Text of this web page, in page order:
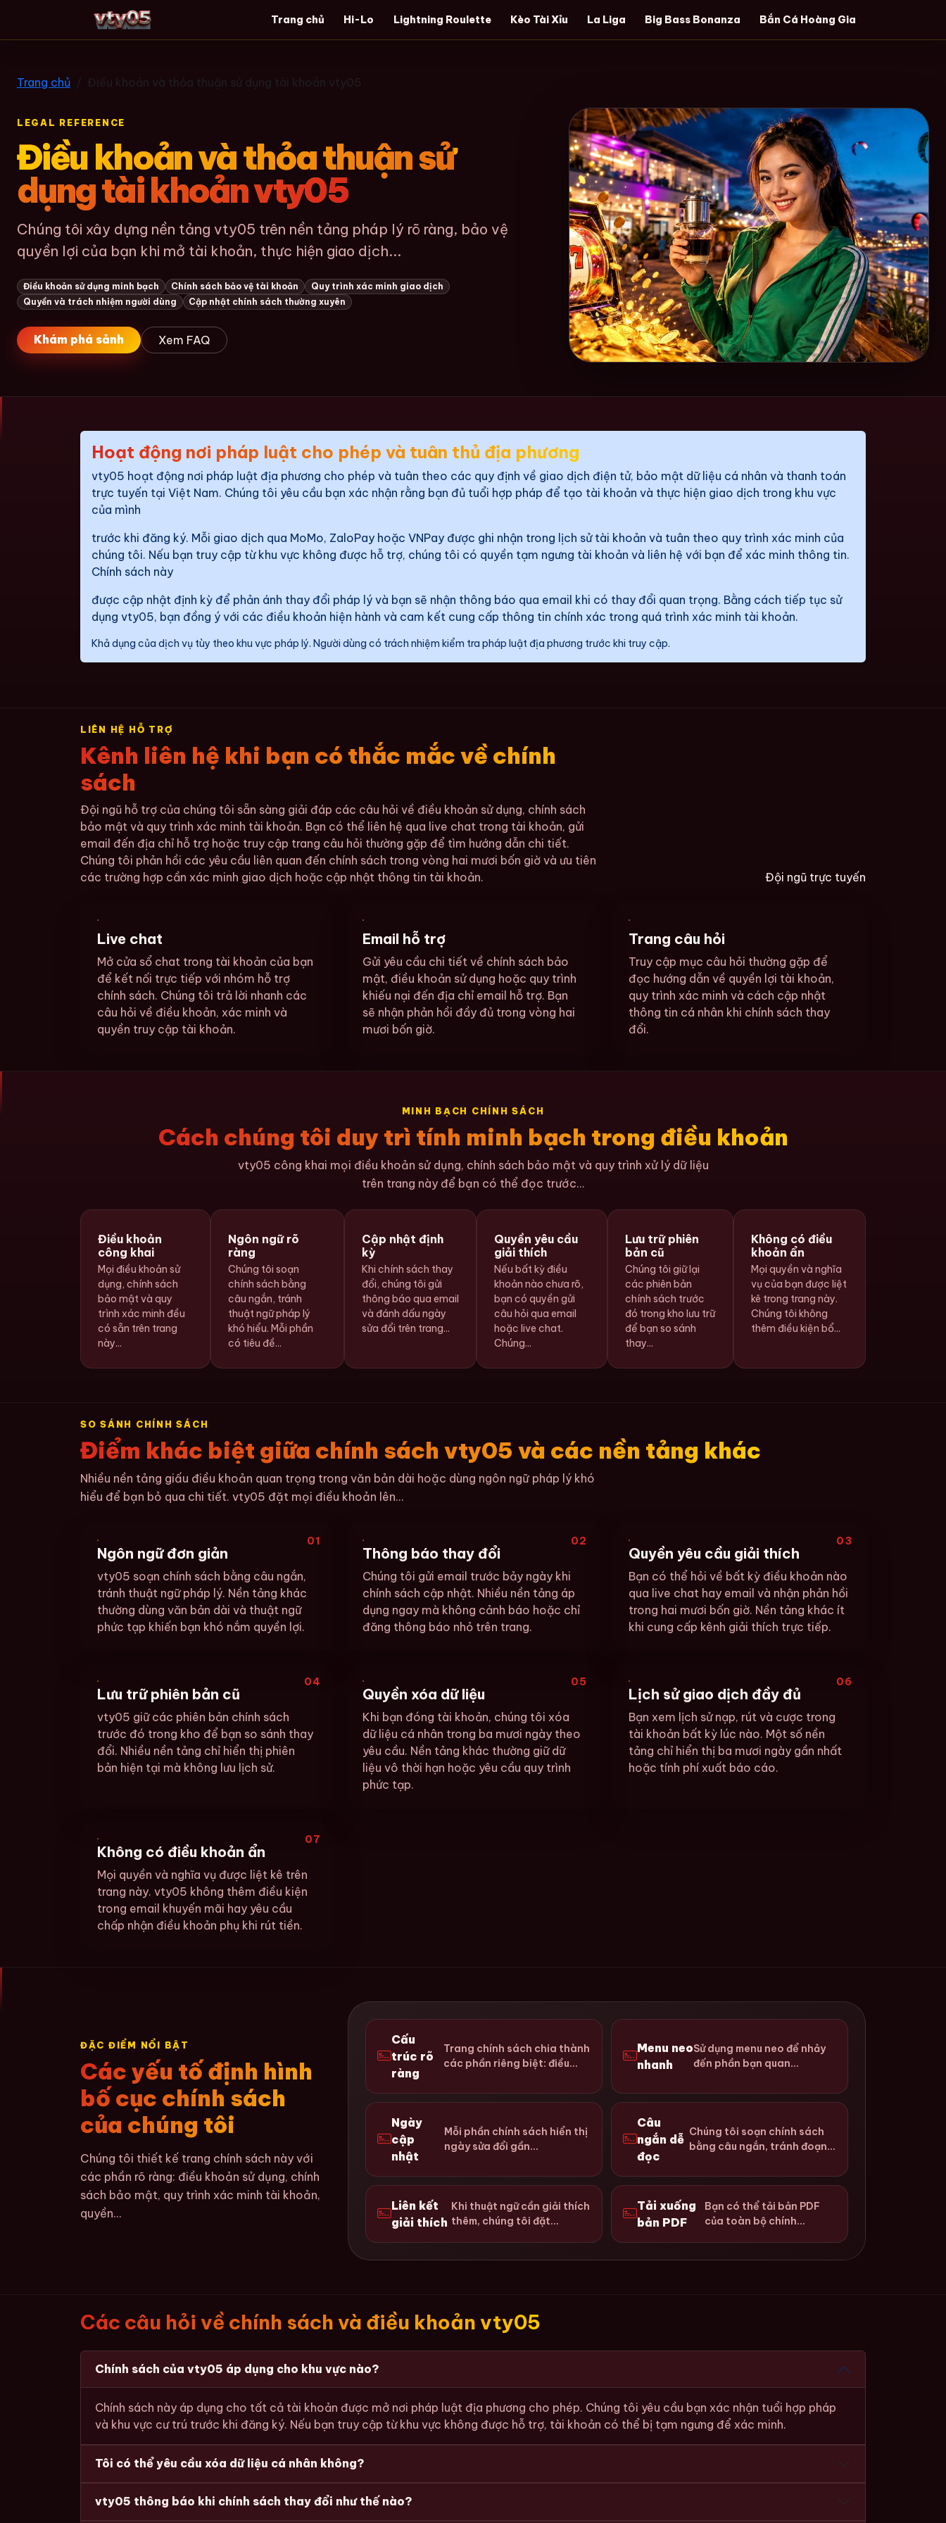
vty05
Trang chủ Hi-Lo Lightning Roulette Kèo Tài Xỉu La Liga Big Bass Bonanza Bắn Cá Hoàng Gia
Trang chủ Điều khoản và thỏa thuận sử dụng tài khoản vty05
LEGAL REFERENCE
Điều khoản và thỏa thuận sử
dụng tài khoản vty05
Chúng tôi xây dựng nền tảng vty05 trên nền tảng pháp lý rõ ràng, bảo vệ
quyền lợi của bạn khi mở tài khoản, thực hiện giao dịch...
Điều khoản sử dụng minh bạch Chính sách bảo vệ tài khoản
Quy trình xác minh giao dịch
Quyền và trách nhiệm người dùng
Cập nhật chính sách thường xuyên
Khám phá sảnh Xem FAQ
Hoạt động nơi pháp luật cho phép và tuân thủ địa phương
vty05 hoạt động nơi pháp luật địa phương cho phép và tuân theo các quy định về giao dịch điện tử, bảo mật dữ liệu cá nhân và thanh toán
trực tuyến tại Việt Nam. Chúng tôi yêu cầu bạn xác nhận rằng bạn đủ tuổi hợp pháp để tạo tài khoản và thực hiện giao dịch trong khu vực
của mình
trước khi đăng ký. Mỗi giao dịch qua MoMo, ZaloPay hoặc VNPay được ghi nhận trong lịch sử tài khoản và tuân theo quy trình xác minh của
chúng tôi. Nếu bạn truy cập từ khu vực không được hỗ trợ, chúng tôi có quyền tạm ngưng tài khoản và liên hệ với bạn để xác minh thông tin.
Chính sách này
được cập nhật định kỳ để phản ánh thay đổi pháp lý và bạn sẽ nhận thông báo qua email khi có thay đổi quan trọng. Bằng cách tiếp tục sử
dụng vty05, bạn đồng ý với các điều khoản hiện hành và cam kết cung cấp thông tin chính xác trong quá trình xác minh tài khoản.
Khả dụng của dịch vụ tùy theo khu vực pháp lý. Người dùng có trách nhiệm kiểm tra pháp luật địa phương trước khi truy cập.
LIÊN HỆ HỖ TRỢ
Kênh liên hệ khi bạn có thắc mắc về chính
sách
Đội ngũ hỗ trợ của chúng tôi sẵn sàng giải đáp các câu hỏi về điều khoản sử dụng, chính sách
bảo mật và quy trình xác minh tài khoản. Bạn có thể liên hệ qua live chat trong tài khoản, gửi
email đến địa chỉ hỗ trợ hoặc truy cập trang câu hỏi thường gặp để tìm hướng dẫn chi tiết.
Chúng tôi phản hồi các yêu cầu liên quan đến chính sách trong vòng hai mươi bốn giờ và ưu tiên
các trường hợp cần xác minh giao dịch hoặc cập nhật thông tin tài khoản.
Đội ngũ trực tuyến
Live chat
Mở cửa sổ chat trong tài khoản của bạn
để kết nối trực tiếp với nhóm hỗ trợ
chính sách. Chúng tôi trả lời nhanh các
câu hỏi về điều khoản, xác minh và
quyền truy cập tài khoản.
Email hỗ trợ
Gửi yêu cầu chi tiết về chính sách bảo
mật, điều khoản sử dụng hoặc quy trình
khiếu nại đến địa chỉ email hỗ trợ. Bạn
sẽ nhận phản hồi đầy đủ trong vòng hai
mươi bốn giờ.
Trang câu hỏi
Truy cập mục câu hỏi thường gặp để
đọc hướng dẫn về quyền lợi tài khoản,
quy trình xác minh và cách cập nhật
thông tin cá nhân khi chính sách thay
đổi.
MINH BẠCH CHÍNH SÁCH
Cách chúng tôi duy trì tính minh bạch trong điều khoản
vty05 công khai mọi điều khoản sử dụng, chính sách bảo mật và quy trình xử lý dữ liệu
trên trang này để bạn có thể đọc trước...
Điều khoản
công khai
Mọi điều khoản sử
dụng, chính sách
bảo mật và quy
trình xác minh đều
có sẵn trên trang
này...
Ngôn ngữ rõ
ràng
Chúng tôi soạn
chính sách bằng
câu ngắn, tránh
thuật ngữ pháp lý
khó hiểu. Mỗi phần
có tiêu đề...
Cập nhật định
kỳ
Khi chính sách thay
đổi, chúng tôi gửi
thông báo qua email
và đánh dấu ngày
sửa đổi trên trang...
Quyền yêu cầu
giải thích
Nếu bất kỳ điều
khoản nào chưa rõ,
bạn có quyền gửi
câu hỏi qua email
hoặc live chat.
Chúng...
Lưu trữ phiên
bản cũ
Chúng tôi giữ lại
các phiên bản
chính sách trước
đó trong kho lưu trữ
để bạn so sánh
thay...
Không có điều
khoản ẩn
Mọi quyền và nghĩa
vụ của bạn được liệt
kê trong trang này.
Chúng tôi không
thêm điều kiện bổ...
SO SÁNH CHÍNH SÁCH
Điểm khác biệt giữa chính sách vty05 và các nền tảng khác
Nhiều nền tảng giấu điều khoản quan trọng trong văn bản dài hoặc dùng ngôn ngữ pháp lý khó
hiểu để bạn bỏ qua chi tiết. vty05 đặt mọi điều khoản lên...
01
Ngôn ngữ đơn giản
vty05 soạn chính sách bằng câu ngắn,
tránh thuật ngữ pháp lý. Nền tảng khác
thường dùng văn bản dài và thuật ngữ
phức tạp khiến bạn khó nắm quyền lợi.
02
Thông báo thay đổi
Chúng tôi gửi email trước bảy ngày khi
chính sách cập nhật. Nhiều nền tảng áp
dụng ngay mà không cảnh báo hoặc chỉ
đăng thông báo nhỏ trên trang.
03
Quyền yêu cầu giải thích
Bạn có thể hỏi về bất kỳ điều khoản nào
qua live chat hay email và nhận phản hồi
trong hai mươi bốn giờ. Nền tảng khác ít
khi cung cấp kênh giải thích trực tiếp.
04
Lưu trữ phiên bản cũ
vty05 giữ các phiên bản chính sách
trước đó trong kho để bạn so sánh thay
đổi. Nhiều nền tảng chỉ hiển thị phiên
bản hiện tại mà không lưu lịch sử.
05
Quyền xóa dữ liệu
Khi bạn đóng tài khoản, chúng tôi xóa
dữ liệu cá nhân trong ba mươi ngày theo
yêu cầu. Nền tảng khác thường giữ dữ
liệu vô thời hạn hoặc yêu cầu quy trình
phức tạp.
06
Lịch sử giao dịch đầy đủ
Bạn xem lịch sử nạp, rút và cược trong
tài khoản bất kỳ lúc nào. Một số nền
tảng chỉ hiển thị ba mươi ngày gần nhất
hoặc tính phí xuất báo cáo.
07
Không có điều khoản ẩn
Mọi quyền và nghĩa vụ được liệt kê trên
trang này. vty05 không thêm điều kiện
trong email khuyến mãi hay yêu cầu
chấp nhận điều khoản phụ khi rút tiền.
ĐẶC ĐIỂM NỔI BẬT
Các yếu tố định hình
bố cục chính sách
của chúng tôi
Chúng tôi thiết kế trang chính sách này với
các phần rõ ràng: điều khoản sử dụng, chính
sách bảo mật, quy trình xác minh tài khoản,
quyền...
Cấu
trúc rõ
ràng
Trang chính sách chia thành
các phần riêng biệt: điều...
Menu neo
nhanh
Sử dụng menu neo để nhảy
đến phần bạn quan...
Ngày
cập
nhật
Mỗi phần chính sách hiển thị
ngày sửa đổi gần...
Câu
ngắn dễ
đọc
Chúng tôi soạn chính sách
bằng câu ngắn, tránh đoạn...
Liên kết
giải thích
Khi thuật ngữ cần giải thích
thêm, chúng tôi đặt...
Tải xuống
bản PDF
Bạn có thể tải bản PDF
của toàn bộ chính...
Các câu hỏi về chính sách và điều khoản vty05
Chính sách của vty05 áp dụng cho khu vực nào?
Chính sách này áp dụng cho tất cả tài khoản được mở nơi pháp luật địa phương cho phép. Chúng tôi yêu cầu bạn xác nhận tuổi hợp pháp
và khu vực cư trú trước khi đăng ký. Nếu bạn truy cập từ khu vực không được hỗ trợ, tài khoản có thể bị tạm ngưng để xác minh.
Tôi có thể yêu cầu xóa dữ liệu cá nhân không?
vty05 thông báo khi chính sách thay đổi như thế nào?